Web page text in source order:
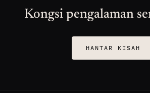
Kongsi pengalaman
HANTAR KISAH